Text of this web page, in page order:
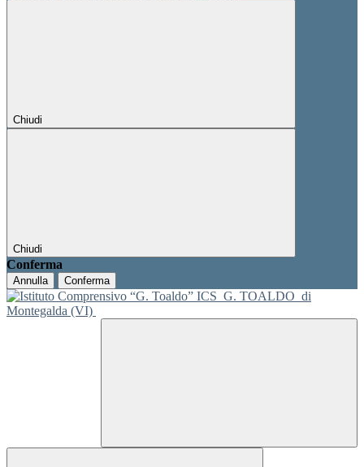
Chiudi
Chiudi
Conferma
Annulla Conferma
ICS G. TOALDO di
Montegalda (VI)